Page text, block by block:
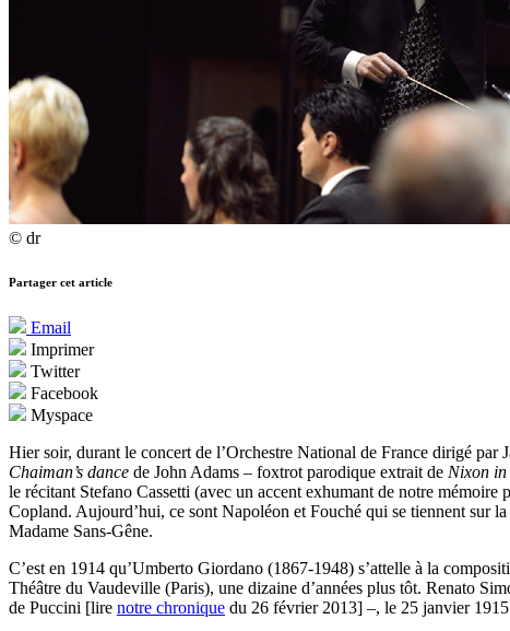
© dr
Partager cet article
Email
Imprimer
Twitter
Facebook
Myspace
Hier soir, durant le concert de l’Orchestre National de France dirigé
Chaiman’s dance de John Adams – foxtrot parodique extrait de Nixon
le récitant Stefano Cassetti (avec un accent exhumant de notre
Copland. Aujourd’hui, ce sont Napoléon et Fouché qui se tiennent sur
Madame Sans-Gêne.
C’est en 1914 qu’Umberto Giordano (1867-1948) s’attelle à la
Théâtre du Vaudeville (Paris), une dizaine d’années plus tôt. Renato
de Puccini [lire notre chronique du 26 février 2013] –, le 25 janvier